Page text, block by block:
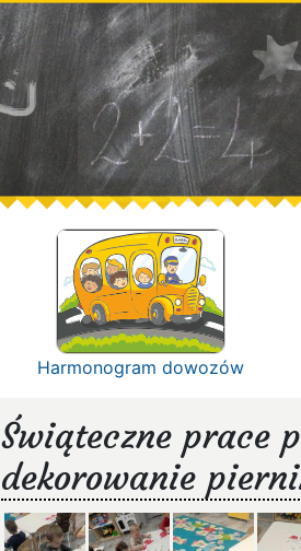
Harmonogram dowozów
Świąteczne prace
dekorowanie